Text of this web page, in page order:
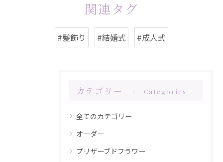
関連タグ
#髪飾り #結婚式 #成人式
カテゴリー Categories
全てのカテゴリー
オーダー
プリザーブドフラワー